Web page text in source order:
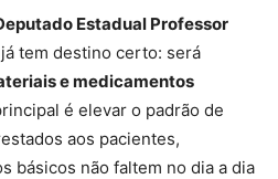
Estadual Professor
tem destino certo: será
e medicamentos
é elevar o padrão de
aos pacientes,
básicos não faltem no dia a dia